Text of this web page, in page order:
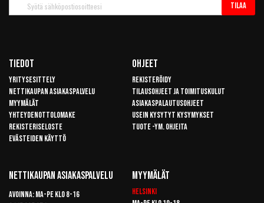
uutiskirje
Tilaa
Tiedot
Yritysesittely
Nettikaupan asiakaspalvelu
Myymälät
Yhteydenottolomake
Rekisteriseloste
Evästeiden käyttö
Ohjeet
Rekisteröidy
Tilausohjeet ja toimituskulut
Asiakaspalautusohjeet
Usein kysytyt kysymykset
Tuote -ym. ohjeita
Nettikaupan Asiakaspalvelu
Avoinna: Ma-pe klo 8-16
Myymälät
Helsinki